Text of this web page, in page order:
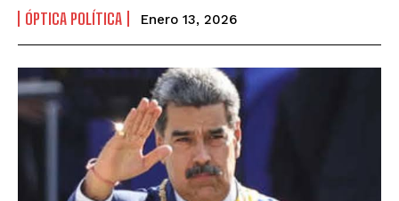
ÓPTICA POLÍTICA Enero 13, 2026